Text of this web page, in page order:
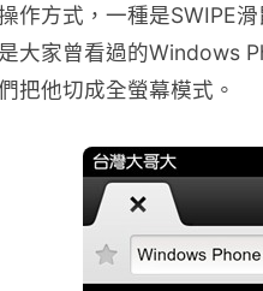
作方式，一種是SWIPE
大家曾看過的Windows
把他切成全螢幕模式。